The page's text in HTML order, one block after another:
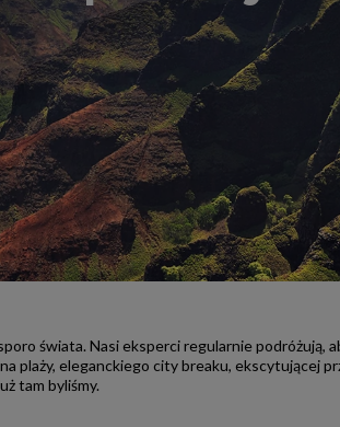
świata. Nasi eksperci regularnie podróżują,
eleganckiego city breaku, ekscytującej
tam byliśmy.